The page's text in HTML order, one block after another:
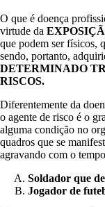
O que é doença
virtude da
que podem ser físicos,
sendo, portanto,
DETERMINADO
RISCOS.
Diferentemente da
o agente de risco é o
alguma condição no
quadros que se
agravando com o
Soldador que
Jogador de